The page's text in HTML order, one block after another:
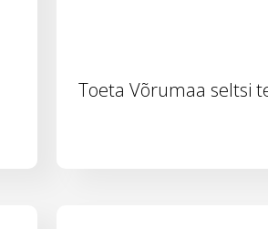
Toeta Võrumaa seltsi